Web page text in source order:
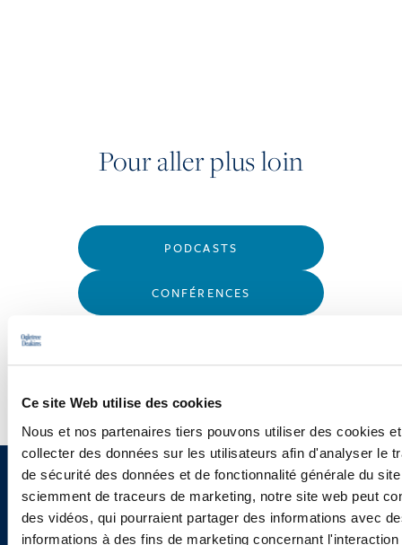
Ce site Web utilise des cookies
Nous et nos partenaires tiers pouvons utiliser des cookies
collecter des données sur les utilisateurs afin d'analyser le
de sécurité des données et de fonctionnalité générale du
sciemment de traceurs de marketing, notre site web peut
des vidéos, qui pourraient partager des informations avec
informations à des fins de marketing concernant
Pour aller plus loin
PODCASTS
CONFÉRENCES
Vous souhaitez recevoir nos
newsletters, informations et